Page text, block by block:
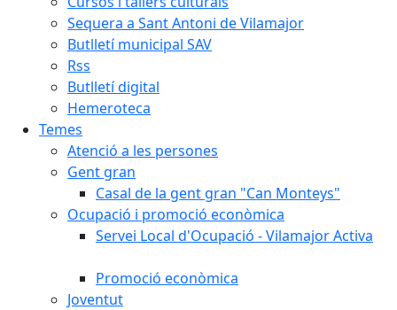
Sequera a Sant Antoni de Vilamajor
Butlletí municipal SAV
Rss
Butlletí digital
Hemeroteca
Temes
Atenció a les persones
Gent gran
Casal de la gent gran "Can Monteys"
Ocupació i promoció econòmica
Servei Local d'Ocupació - Vilamajor Activa
Promoció econòmica
Joventut